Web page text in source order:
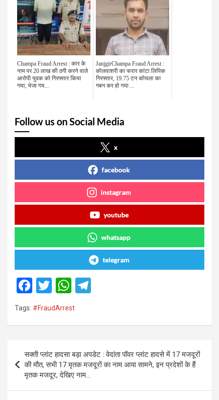
Champa Fraud Arrest : कार के
नाम पर 20 लाख की ठगी करने वाले
आरोपी युवक को गिरफ्तार किया
गया, भेजा गय...
JanjgirChampa Fraud Arrest :
कोलवाशरी का फरार कांटा लिपिक
गिरफ्तार, 19.75 टन कोयला का
गबन कर हो गया ...
Follow us on Social Media
x
facebook
instagram
youtube
whatsapp
telegram
F
a
ce
o
o
k
T
wi
tt
W
h
at
A
p
p
a
m
Tags: #FraudArrest
navigation
सक्ती प्लांट हादसा बड़ा अपडेट : वेदांता पॉवर प्लांट हादसे में 17 मजदूरों
की मौत, सभी 17 मृतक मजदूरों का नाम आया सामने, इन प्रदेशों के हैं
मृतक मजदूर, देखिए नाम…